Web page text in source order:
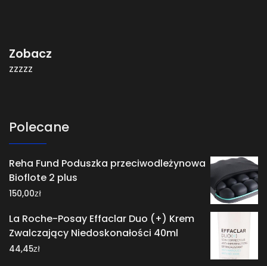
Zobacz
zzzzz
Polecane
Reha Fund Poduszka przeciwodleżynowa
Bioflote 2 plus
150,00zł
La Roche-Posay Effaclar Duo (+) Krem
Zwalczający Niedoskonałości 40ml
44,45zł